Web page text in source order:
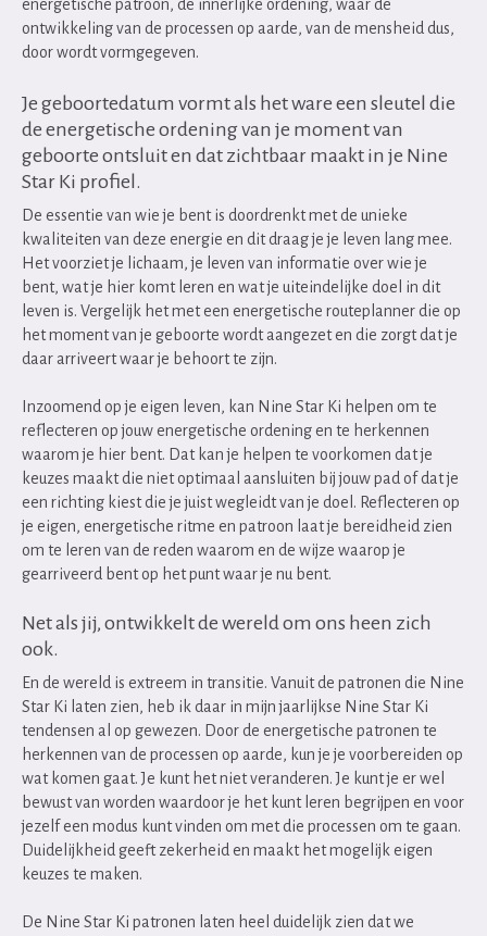
energetische patroon, de innerlijke ordening, waar de
ontwikkeling van de processen op aarde, van de mensheid dus,
door wordt vormgegeven.
Je geboortedatum vormt als het ware een sleutel die
de energetische ordening van je moment van
geboorte ontsluit en dat zichtbaar maakt in je Nine
Star Ki profiel.
De essentie van wie je bent is doordrenkt met de unieke
kwaliteiten van deze energie en dit draag je je leven lang mee.
Het voorziet je lichaam, je leven van informatie over wie je
bent, wat je hier komt leren en wat je uiteindelijke doel in dit
leven is. Vergelijk het met een energetische routeplanner die op
het moment van je geboorte wordt aangezet en die zorgt dat je
daar arriveert waar je behoort te zijn.
Inzoomend op je eigen leven, kan Nine Star Ki helpen om te
reflecteren op jouw energetische ordening en te herkennen
waarom je hier bent. Dat kan je helpen te voorkomen dat je
keuzes maakt die niet optimaal aansluiten bij jouw pad of dat je
een richting kiest die je juist wegleidt van je doel. Reflecteren op
je eigen, energetische ritme en patroon laat je bereidheid zien
om te leren van de reden waarom en de wijze waarop je
gearriveerd bent op het punt waar je nu bent.
Net als jij, ontwikkelt de wereld om ons heen zich
ook.
En de wereld is extreem in transitie. Vanuit de patronen die Nine
Star Ki laten zien, heb ik daar in mijn jaarlijkse Nine Star Ki
tendensen al op gewezen. Door de energetische patronen te
herkennen van de processen op aarde, kun je je voorbereiden op
wat komen gaat. Je kunt het niet veranderen. Je kunt je er wel
bewust van worden waardoor je het kunt leren begrijpen en voor
jezelf een modus kunt vinden om met die processen om te gaan.
Duidelijkheid geeft zekerheid en maakt het mogelijk eigen
keuzes te maken.
De Nine Star Ki patronen laten heel duidelijk zien dat we